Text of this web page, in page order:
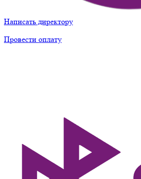
Написать директору
Провести оплату